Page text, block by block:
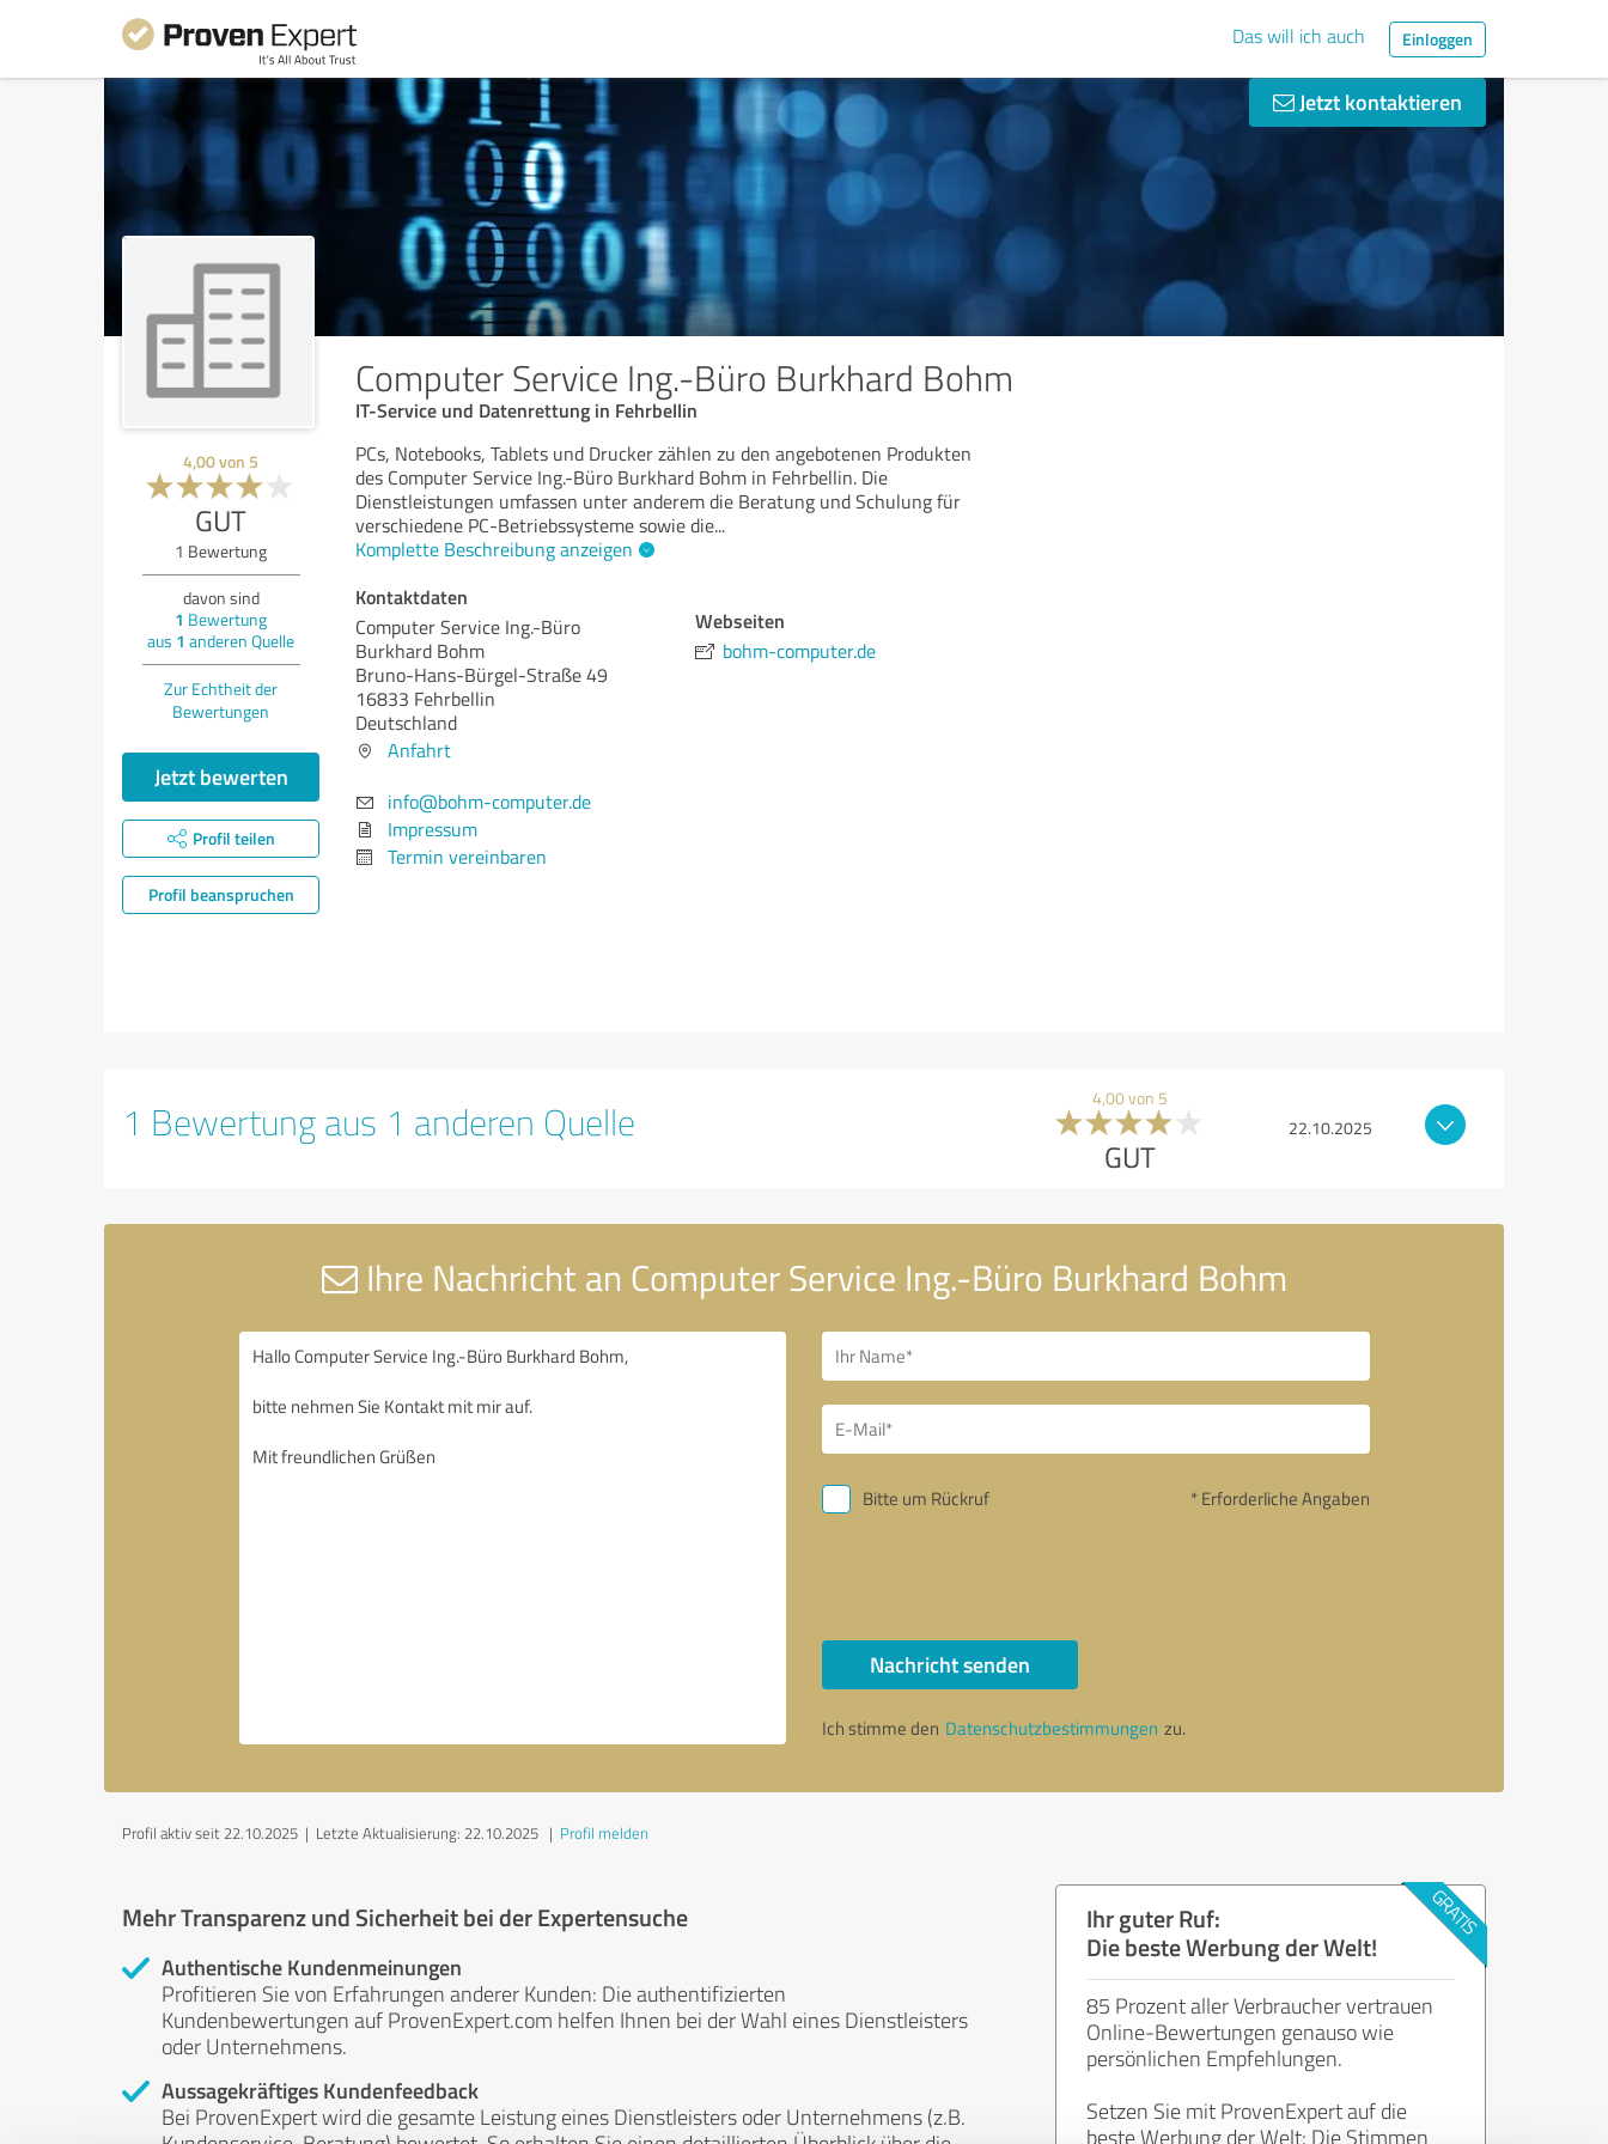
Das will ich auch Einloggen
Jetzt kontaktieren
Computer Service Ing.-Büro Burkhard Bohm
IT-Service und Datenrettung in Fehrbellin
4,00von 5
GUT
1 Bewertung
davon sind
1 Bewertung
aus 1 anderen Quelle
Zur Echtheit der
Bewertungen
Jetzt bewerten
Profil teilen
Profil beanspruchen
PCs, Notebooks, Tablets und Drucker zählen zu den angebotenen Produkten
des Computer Service Ing.-Büro Burkhard Bohm in Fehrbellin. Die
Dienstleistungen umfassen unter anderem die Beratung und Schulung für
verschiedene PC-Betriebssysteme sowie die...
Komplette Beschreibung anzeigen
Kontaktdaten
Computer Service Ing.-Büro
Burkhard Bohm
Bruno-Hans-Bürgel-Straße 49
16833 Fehrbellin
Deutschland
Anfahrt
info@bohm-computer.de
Impressum
Termin vereinbaren
Webseiten
bohm-computer.de
1 Bewertung aus 1 anderen Quelle 4,00 von 5
GUT
22.10.2025
Ihre Nachricht an Computer Service Ing.-Büro Burkhard Bohm
Bitte um Rückruf * Erforderliche Angaben
Nachricht senden
Ich stimme den Datenschutzbestimmungen zu.
Profil aktiv seit 22.10.2025 | Letzte Aktualisierung: 22.10.2025 | Profil melden
Mehr Transparenz und Sicherheit bei der Expertensuche
Authentische Kundenmeinungen
Profitieren Sie von Erfahrungen anderer Kunden: Die authentifizierten
Kundenbewertungen auf ProvenExpert.com helfen Ihnen bei der Wahl eines Dienstleisters
oder Unternehmens.
Aussagekräftiges Kundenfeedback
Bei ProvenExpert wird die gesamte Leistung eines Dienstleisters oder Unternehmens (z.B.
Ihr guter Ruf:
Die beste Werbung der Welt!
85 Prozent aller Verbraucher vertrauen
Online-Bewertungen genauso wie
persönlichen Empfehlungen.
Setzen Sie mit ProvenExpert auf die
beste Werbung der Welt: Die Stimmen